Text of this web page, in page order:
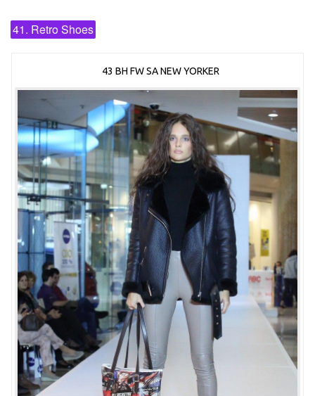
41. Retro Shoes
43 BH FW SA NEW YORKER